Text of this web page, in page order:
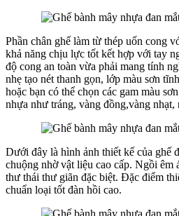
Phần chân ghế làm từ thép uốn cong
khả năng chịu lực tốt kết hợp với tay
độ cong an toàn vừa phải mang tính
nhẹ tạo nét thanh gọn, lớp màu sơn
hoặc bạn có thể chọn các gam màu
nhựa như tráng, vàng đồng,vàng nhạt,
Dưới đây là hình ảnh thiết kế của ghế
chuộng nhờ vật liệu cao cấp. Ngồi êm
thư thái thư giãn đặc biệt. Đặc điểm
chuẩn loại tốt đàn hồi cao.